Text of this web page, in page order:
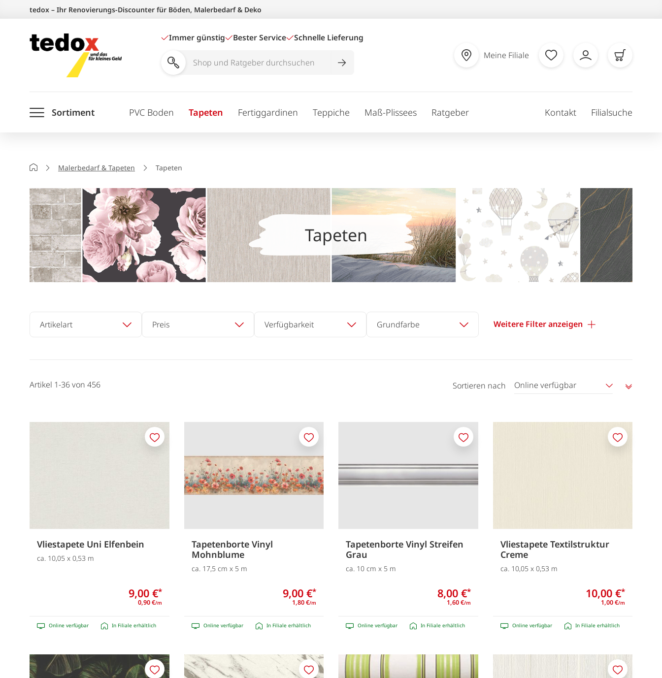
springen
tedox – Ihr Renovierungs-Discounter für Böden, Malerbedarf & Deko
Immer günstig Bester Service Schnelle Lieferung
Shop
durchsuchen
Meine Filiale
Sortiment PVC Boden Tapeten Fertiggardinen Teppiche Maß-Plissees Ratgeber Kontakt Filialsuche
StartseiteMalerbedarf & Tapeten Tapeten
Tapeten
Artikelart Preis Verfügbarkeit Grundfarbe Weitere Filter anzeigen
Artikel 1-36von 456 Sortieren nach Online verfügbar
Vliestapete Uni Elfenbein
ca. 10,05 x 0,53 m
9,00 €*
0,90 €/m
Online verfügbar In Filiale erhältlich
Merken
Tapetenborte Vinyl
Mohnblume
ca. 17,5 cm x 5 m
9,00 €*
1,80 €/m
Online verfügbar In Filiale erhältlich
Merken
Tapetenborte Vinyl Streifen
Grau
ca. 10 cm x 5 m
8,00 €*
1,60 €/m
Online verfügbar In Filiale erhältlich
Merken
Vliestapete Textilstruktur
Creme
ca. 10,05 x 0,53 m
10,00 €*
1,00 €/m
Online verfügbar In Filiale erhältlich
Merken
Merken Merken Merken